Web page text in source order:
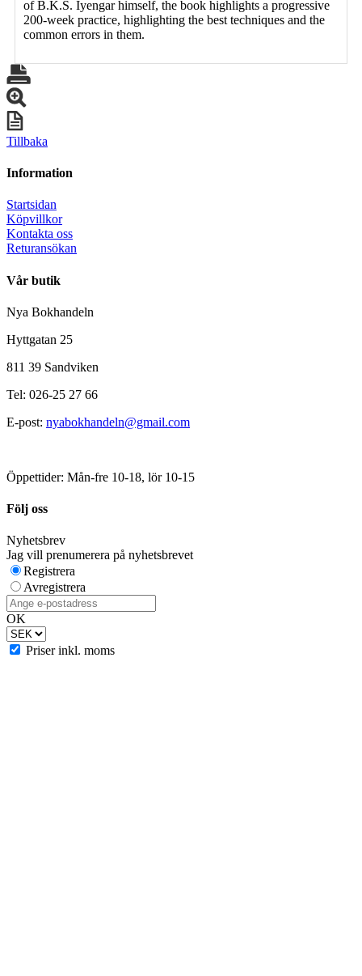
of B.K.S. Iyengar himself, the book highlights a progressive
200-week practice, highlighting the best techniques and the
common errors in them.
Tillbaka
Information
Startsidan
Köpvillkor
Kontakta oss
Returansökan
Vår butik
Nya Bokhandeln
Hyttgatan 25
811 39 Sandviken
Tel: 026-25 27 66
E-post: nyabokhandeln@gmail.com
Öppettider: Mån-fre 10-18, lör 10-15
Följ oss
Nyhetsbrev
Jag vill prenumerera på nyhetsbrevet
Registrera
Avregistrera
OK
Priser inkl. moms